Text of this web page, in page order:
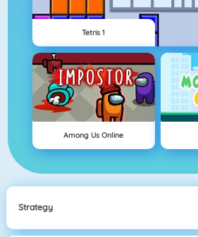
Tetris 1
Among Us Online
Strategy